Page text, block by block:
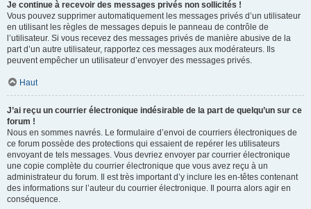
Je continue à recevoir des messages privés non sollicités !
Vous pouvez supprimer automatiquement les messages privés d’un utilisateur
en utilisant les règles de messages depuis le panneau de contrôle de
l’utilisateur. Si vous recevez des messages privés de manière abusive de la
part d’un autre utilisateur, rapportez ces messages aux modérateurs. Ils
peuvent empêcher un utilisateur d’envoyer des messages privés.
Haut
J’ai reçu un courrier électronique indésirable de la part de quelqu’un sur ce
forum !
Nous en sommes navrés. Le formulaire d’envoi de courriers électroniques de
ce forum possède des protections qui essaient de repérer les utilisateurs
envoyant de tels messages. Vous devriez envoyer par courrier électronique
une copie complète du courrier électronique que vous avez reçu à un
administrateur du forum. Il est très important d’y inclure les en-têtes contenant
des informations sur l’auteur du courrier électronique. Il pourra alors agir en
conséquence.